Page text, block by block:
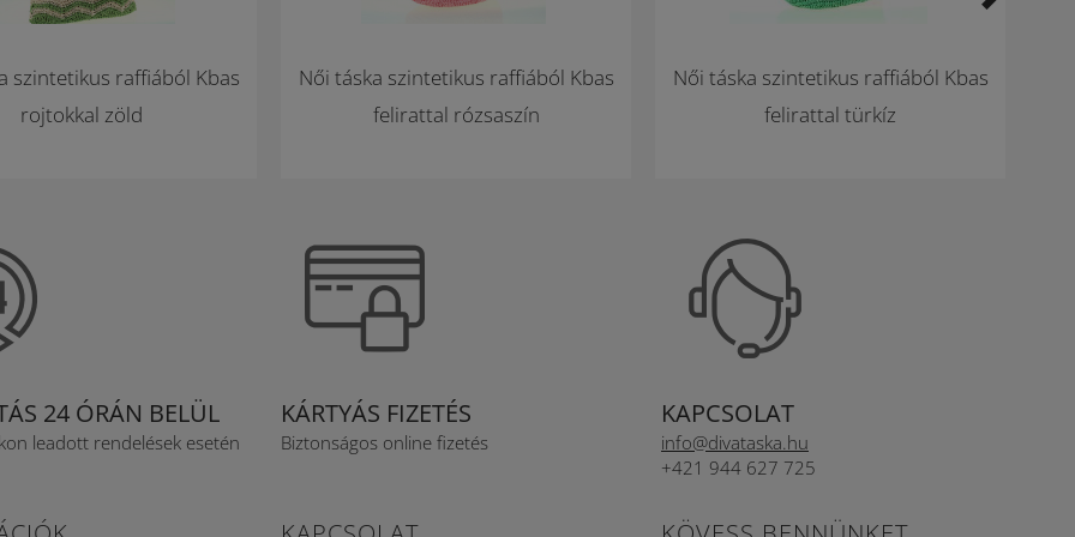
szintetikus raffiából Kbas
rojtokkal zöld
Női táska szintetikus raffiából Kbas
felirattal rózsaszín
Női táska szintetikus raffiából Kbas
felirattal türkíz
24 ÓRÁN BELÜL
leadott rendelések esetén
KÁRTYÁS FIZETÉS
Biztonságos online fizetés
KAPCSOLAT
info@divataska.hu
+421 944 627 725